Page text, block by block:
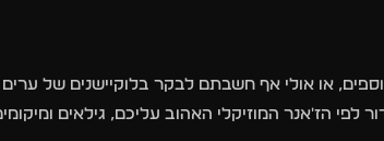
או אולי אף חשבתם לבקר בלוקיישנים של
לפי הז'אנר המוזיקלי האהוב עליכם, גילאים